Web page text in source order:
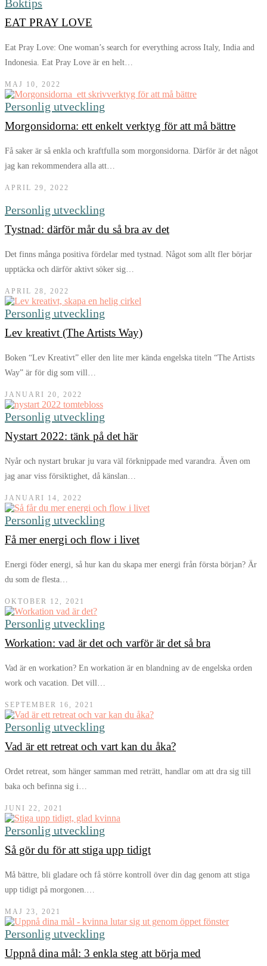
Boktips
EAT PRAY LOVE
Eat Pray Love: One woman’s search for everything across Italy, India and
Indonesia. Eat Pray Love är en helt…
MAJ 10, 2022
Personlig utveckling
Morgonsidorna: ett enkelt verktyg för att må bättre
Få saker är så enkla och kraftfulla som morgonsidorna. Därför är det något
jag kan rekommendera alla att…
APRIL 29, 2022
Personlig utveckling
Tystnad: därför mår du så bra av det
Det finns många positiva fördelar med tystnad. Något som allt fler börjar
upptäcka och därför aktivt söker sig…
APRIL 28, 2022
Personlig utveckling
Lev kreativt (The Artists Way)
Boken “Lev Kreativt” eller den lite mer kända engelska titeln “The Artists
Way” är för dig som vill…
JANUARI 20, 2022
Personlig utveckling
Nystart 2022: tänk på det här
Nyår och nystart brukar ju vara väl förknippade med varandra. Även om
jag anar viss försiktighet, då känslan…
JANUARI 14, 2022
Personlig utveckling
Få mer energi och flow i livet
Energi föder energi, så hur kan du skapa mer energi från första början? Är
du som de flesta…
OKTOBER 12, 2021
Personlig utveckling
Workation: vad är det och varför är det så bra
Vad är en workation? En workation är en blandning av de engelska orden
work och vacation. Det vill…
SEPTEMBER 16, 2021
Personlig utveckling
Vad är ett retreat och vart kan du åka?
Ordet retreat, som hänger samman med reträtt, handlar om att dra sig till
baka och befinna sig i…
JUNI 22, 2021
Personlig utveckling
Så gör du för att stiga upp tidigt
Må bättre, bli gladare och få större kontroll över din dag genom att stiga
upp tidigt på morgonen.…
MAJ 23, 2021
Personlig utveckling
Uppnå dina mål: 3 enkla steg att börja med